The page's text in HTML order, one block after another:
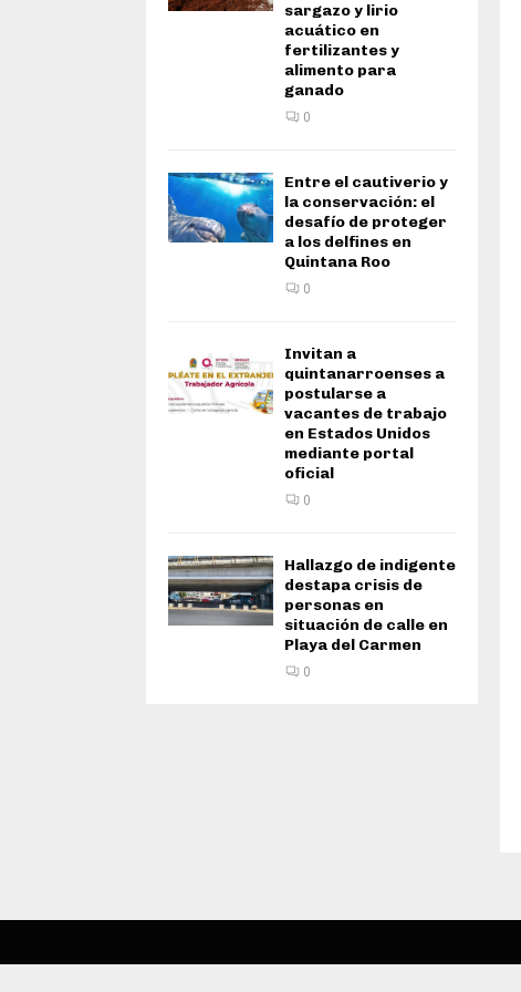
sargazo y lirio
acuático en
fertilizantes y
alimento para
ganado
0
Entre el cautiverio y
la conservación: el
desafío de proteger
a los delfines en
Quintana Roo
0
Invitan a
quintanarroenses a
postularse a
vacantes de trabajo
en Estados Unidos
mediante portal
oficial
0
Hallazgo de indigente
destapa crisis de
personas en
situación de calle en
Playa del Carmen
0